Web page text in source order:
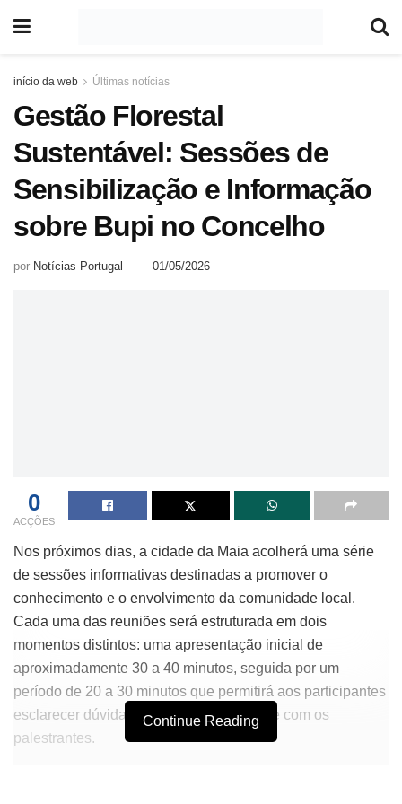
início da web Últimas notícias
Gestão Florestal
Sustentável: Sessões de
Sensibilização e Informação
sobre Bupi no Concelho
por Notícias Portugal 01/05/2026
0
ACÇÕES
Nos próximos dias, a cidade da Maia acolherá uma série
de sessões informativas destinadas a promover o
conhecimento e o envolvimento da comunidade local.
Cada uma das reuniões será estruturada em dois
momentos distintos: uma apresentação inicial de
aproximadamente 30 a 40 minutos, seguida por um
período de 20 a 30 minutos que permitirá aos participantes
esclarecer dúvidas e interagir diretamente com os
palestrantes.
Continue Reading